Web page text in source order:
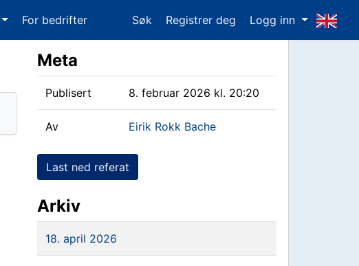
For bedrifter Søk Registrer deg Logg inn
Meta
Publisert 8. februar 2026 kl. 20:20
Av Eirik Rokk Bache
Last ned referat
Arkiv
18. april 2026